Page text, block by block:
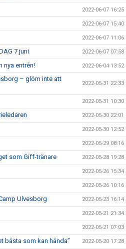
2022-06-07 16:25
2022-06-07 15:40
2022-06-07 11:06
7 juni 2022-06-07 07:58
nya entrén! 2022-06-04 13:52
– glöm inte att
2022-05-31 22:33
2022-05-31 10:30
2022-05-30 22:01
2022-05-30 12:52
2022-05-29 08:16
som Giff-tränare 2022-05-28 19:28
2022-05-26 15:34
2022-05-26 10:16
Ulvesborg 2022-05-23 16:14
2022-05-21 21:34
2022-05-21 07:03
bästa som kan hända” 2022-05-20 17:28